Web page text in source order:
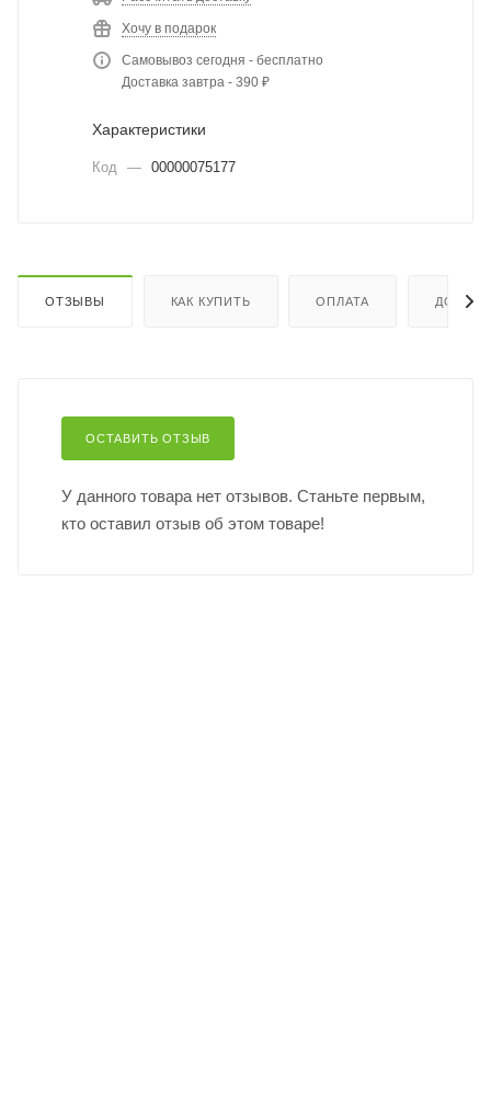
Хочу в подарок
Самовывоз сегодня - бесплатно
Доставка завтра - 390 ₽
Характеристики
Код — 00000075177
ОТЗЫВЫ КАК КУПИТЬ ОПЛАТА
ОСТАВИТЬ ОТЗЫВ
У данного товара нет отзывов. Станьте первым,
кто оставил отзыв об этом товаре!